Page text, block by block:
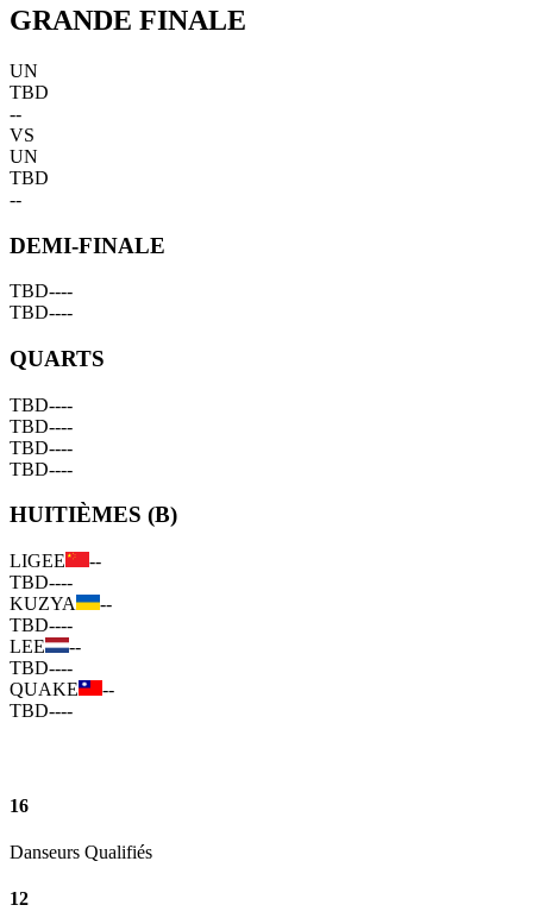
GRANDE FINALE
UN
TBD
--
VS
UN
TBD
--
DEMI-FINALE
TBD----
TBD----
QUARTS
TBD----
TBD----
TBD----
TBD----
HUITIÈMES (B)
LIGEE
--
TBD----
KUZYA
--
TBD----
LEE
--
TBD----
QUAKE
--
TBD----
16
Danseurs Qualifiés
12